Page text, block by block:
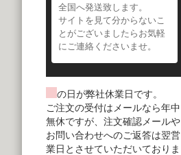
全国へ発送致します。
サイトを見て分からないこ
とがございましたらお気軽
にご連絡くださいませ。
の日が弊社休業日です。
ご注文の受付はメールなら年中
無休ですが、注文確認メールや
お問い合わせへのご返答は翌営
業日とさせていただいておりま